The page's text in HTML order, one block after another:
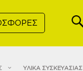
ΥΛΙΚΑ ΣΥΣΚΕΥΑΣΙΑΣ